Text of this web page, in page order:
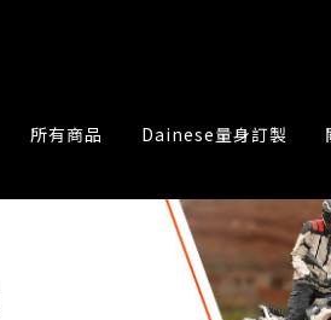
所有商品 Dainese量身訂製